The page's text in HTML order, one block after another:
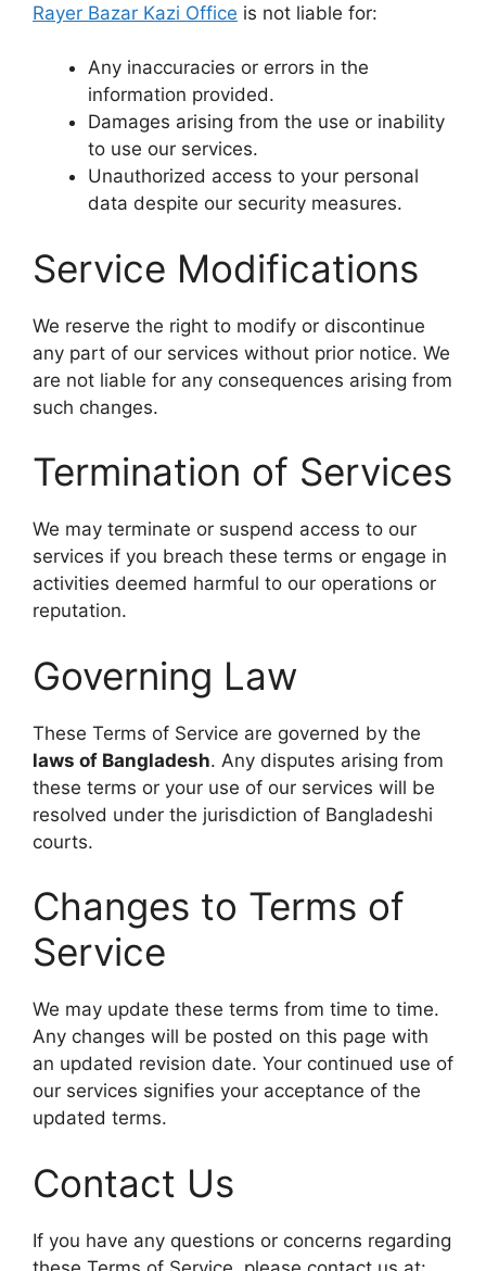
Rayer Bazar Kazi Office is not liable for:
Any inaccuracies or errors in the
information provided.
Damages arising from the use or inability
to use our services.
Unauthorized access to your personal
data despite our security measures.
Service Modifications
We reserve the right to modify or discontinue
any part of our services without prior notice. We
are not liable for any consequences arising from
such changes.
Termination of Services
We may terminate or suspend access to our
services if you breach these terms or engage in
activities deemed harmful to our operations or
reputation.
Governing Law
These Terms of Service are governed by the
laws of Bangladesh. Any disputes arising from
these terms or your use of our services will be
resolved under the jurisdiction of Bangladeshi
courts.
Changes to Terms of
Service
We may update these terms from time to time.
Any changes will be posted on this page with
an updated revision date. Your continued use of
our services signifies your acceptance of the
updated terms.
Contact Us
If you have any questions or concerns regarding